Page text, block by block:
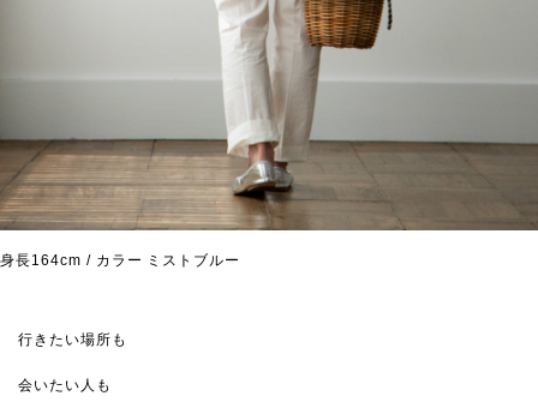
身長164cm / カラー ミストブルー
行きたい場所も
会いたい人も